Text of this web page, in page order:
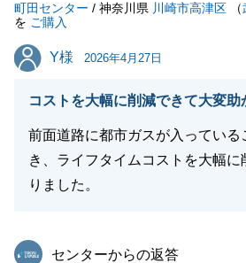
町田センター / 神奈川県 川崎市高津区 （
を ご購入
Y様
Y様 2026年4月27日
コストを大幅に削減できて大変助
前面道路に都市ガスが入っている
き、ライフタイムコストを大幅
りました。
東急リバブル
センターからの返答